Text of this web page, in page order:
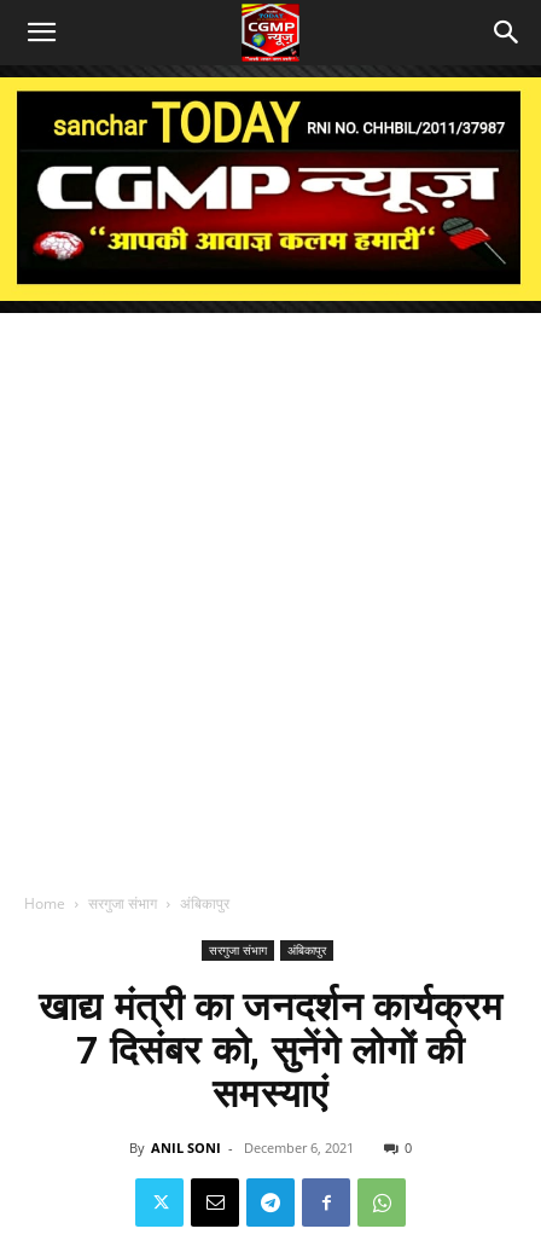
Home सरगुजा संभाग अंबिकापुर
सरगुजा संभाग अंबिकापुर
खाद्य मंत्री का जनदर्शन कार्यक्रम
7 दिसंबर को, सुनेंगे लोगों की
समस्याएं
By ANIL SONI - December 6, 2021 0